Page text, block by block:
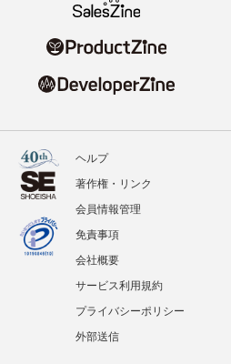
ヘルプ
著作権・リンク
会員情報管理
免責事項
会社概要
サービス利用規約
プライバシーポリシー
外部送信